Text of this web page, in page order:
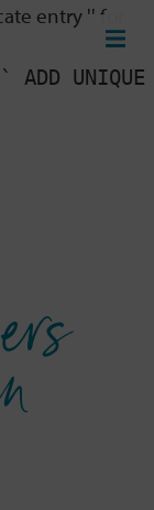
entry '' for
UNIQUE